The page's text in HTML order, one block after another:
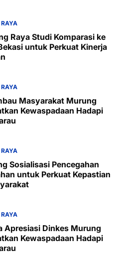
Raya Studi Komparasi ke
untuk Perkuat Kinerja
Masyarakat Murung
Kewaspadaan Hadapi
Sosialisasi Pencegahan
untuk Perkuat Kepastian
Apresiasi Dinkes Murung
Kewaspadaan Hadapi